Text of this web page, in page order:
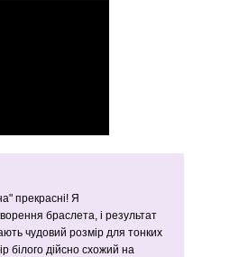
прекрасні! Я
браслета, і результат
чудовий розмір для тонких
білого дійсно схожий на